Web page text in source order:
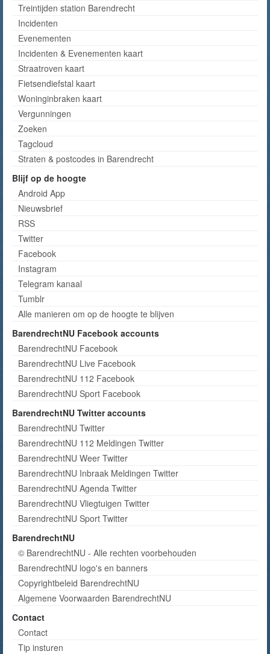
Treintijden station Barendrecht
Incidenten
Evenementen
Incidenten & Evenementen kaart
Straatroven kaart
Fietsendiefstal kaart
Woninginbraken kaart
Vergunningen
Zoeken
Tagcloud
Straten & postcodes in Barendrecht
Blijf op de hoogte
Android App
Nieuwsbrief
RSS
Twitter
Facebook
Instagram
Telegram kanaal
Tumblr
Alle manieren om op de hoogte te blijven
BarendrechtNU Facebook accounts
BarendrechtNU Facebook
BarendrechtNU Live Facebook
BarendrechtNU 112 Facebook
BarendrechtNU Sport Facebook
BarendrechtNU Twitter accounts
BarendrechtNU Twitter
BarendrechtNU 112 Meldingen Twitter
BarendrechtNU Weer Twitter
BarendrechtNU Inbraak Meldingen Twitter
BarendrechtNU Agenda Twitter
BarendrechtNU Vliegtuigen Twitter
BarendrechtNU Sport Twitter
BarendrechtNU
© BarendrechtNU - Alle rechten voorbehouden
BarendrechtNU logo's en banners
Copyrightbeleid BarendrechtNU
Algemene Voorwaarden BarendrechtNU
Contact
Contact
Tip insturen